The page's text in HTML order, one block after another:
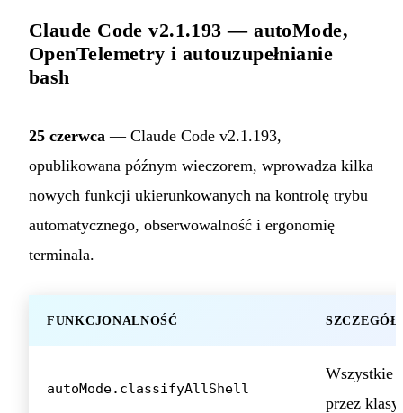
Claude Code v2.1.193 — autoMode,
OpenTelemetry i autouzupełnianie
bash
25 czerwca — Claude Code v2.1.193,
opublikowana późnym wieczorem, wprowadza kilka
nowych funkcji ukierunkowanych na kontrolę trybu
automatycznego, obserwowalność i ergonomię
terminala.
FUNKCJONALNOŚĆ
autoMode.classifyAllShell
Wszystkie
przez